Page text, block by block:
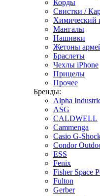
Корды
Свистки /
Химический
Мангалы
Нашивки
Жетоны
Браслеты
Чехлы iPhone
Прицелы
Прочее
Бренды:
Alpha
ASG
CALDWELL
Cammenga
Casio G-
Condor
ESS
Fenix
Fisher Space
Fulton
Gerber